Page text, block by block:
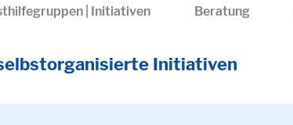
| Initiativen Beratung
Initiativen